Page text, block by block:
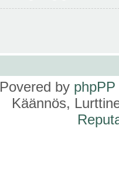
Povered by phpPP
Käännös,